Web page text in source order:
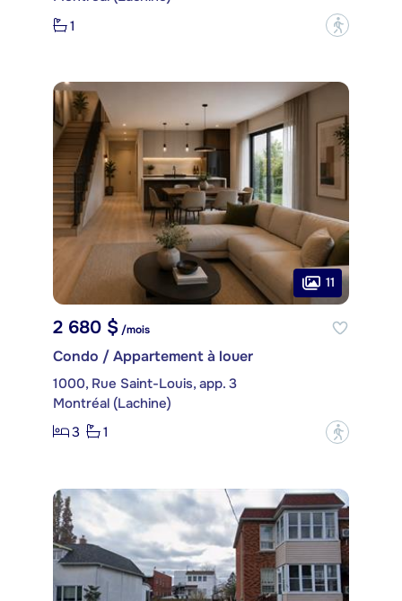
1
?
11
2 680 $ /mois
Condo / Appartement à louer
1000, Rue Saint-Louis, app. 3
Montréal (Lachine)
3
1 ?